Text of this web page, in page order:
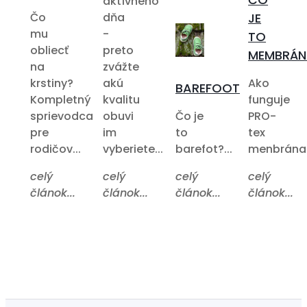
Čo
mu
obliecť
na
krstiny?
Kompletný
sprievodca
pre
rodičov...
celý
článok...
dňa
-
preto
zvážte
akú
kvalitu
obuvi
im
vyberiete...
celý
článok...
BAREFOOT
Čo je
to
barefot?...
celý
článok...
JE
TO
Ako
funguje
PRO-
tex
celý
článok...